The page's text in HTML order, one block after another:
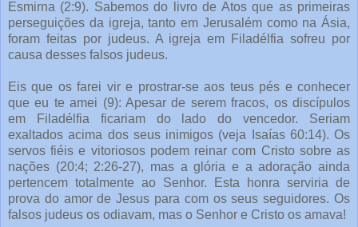
Esmirna (2:9). Sabemos do livro de Atos que as primeiras
perseguições da igreja, tanto em Jerusalém como na Ásia,
foram feitas por judeus. A igreja em Filadélfia sofreu por
causa desses falsos judeus.
Eis que os farei vir e prostrar-se aos teus pés e conhecer
que eu te amei (9): Apesar de serem fracos, os discípulos
em Filadélfia ficariam do lado do vencedor. Seriam
exaltados acima dos seus inimigos (veja Isaías 60:14). Os
servos fiéis e vitoriosos podem reinar com Cristo sobre as
nações (20:4; 2:26-27), mas a glória e a adoração ainda
pertencem totalmente ao Senhor. Esta honra serviria de
prova do amor de Jesus para com os seus seguidores. Os
falsos judeus os odiavam, mas o Senhor e Cristo os amava!